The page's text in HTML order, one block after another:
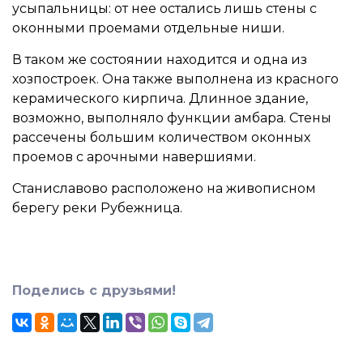
усыпальницы: от нее остались лишь стены с
оконными проемами отдельные ниши.
В таком же состоянии находится и одна из
хозпостроек. Она также выполнена из красного
керамического кирпича. Длинное здание,
возможно, выполняло функции амбара. Стены
рассечены большим количеством оконных
проемов с арочными навершиями.
Станиславово расположено на живописном
берегу реки Рубежница.
Поделись с друзьями!